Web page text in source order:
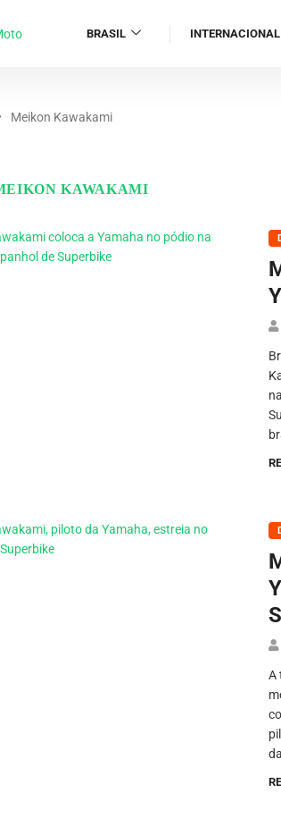
BRASIL INTERNACIONAL
Meikon Kawakami
KAWAKAMI
A
da